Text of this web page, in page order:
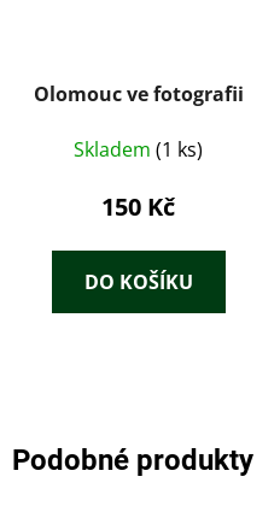
Olomouc ve fotografii
Skladem (1 ks)
150 Kč
DO KOŠÍKU
Podobné produkty